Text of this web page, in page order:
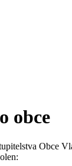
obce
Obce